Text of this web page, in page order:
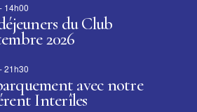
- 14h00
du Club
2026
-21h30
avec notre
Interîles